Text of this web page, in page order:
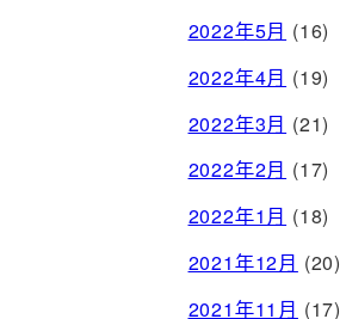
2022年5月 (16)
2022年4月 (19)
2022年3月 (21)
2022年2月 (17)
2022年1月 (18)
2021年12月 (20)
2021年11月 (17)